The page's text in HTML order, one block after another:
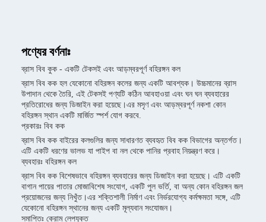
পণ্যের বর্ণনাঃ
ব্রাস বিব কুক - একটি টেকসই এবং আড়ম্বরপূর্ণ বহিরঙ্গন কল
ব্রাস বিব কক হল যেকোনো বহিরঙ্গন কলের জন্য একটি আবশ্যক। উচ্চমানের ব্রাস
উপাদান থেকে তৈরি, এই টেকসই পণ্যটি কঠিন আবহাওয়া এবং ঘন ঘন ব্যবহারের
প্রতিরোধের জন্য ডিজাইন করা হয়েছে।এর মসৃণ এবং আড়ম্বরপূর্ণ নকশা কোন
বহিরঙ্গন স্থান একটি মার্জিত স্পর্শ যোগ করবে.
প্রকারঃ বিব কক
ব্রাস বিব কক বাইরের কলগুলির জন্য সাধারণত ব্যবহৃত বিব কক বিভাগের অন্তর্গত।
এটি একটি ধরণের ভালভ যা পাইপ বা নল থেকে পানির প্রবাহ নিয়ন্ত্রণ করে।
ব্যবহারঃ বহিরঙ্গন কল
ব্রাস বিব কক বিশেষভাবে বহিরঙ্গন ব্যবহারের জন্য ডিজাইন করা হয়েছে। এটি একটি
বাগান পায়ের পাতার মোজাবিশেষ সংযোগ, একটি পুল ভর্তি, বা অন্য কোন বহিরঙ্গন জল
প্রয়োজনের জন্য নিখুঁত।এর শক্তিশালী নির্মাণ এবং নির্ভরযোগ্য কর্মক্ষমতা সঙ্গে, এটি
যেকোনো বহিরঙ্গন স্থানের জন্য একটি মূল্যবান সংযোজন।
সমাপ্তিঃ ক্রোম লেপযুক্ত